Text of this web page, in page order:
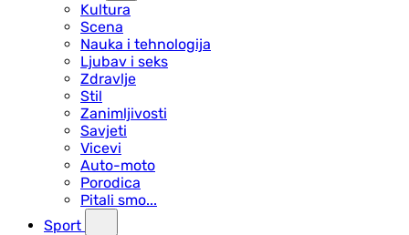
Kultura
Scena
Nauka i tehnologija
Ljubav i seks
Zdravlje
Stil
Zanimljivosti
Savjeti
Vicevi
Auto-moto
Porodica
Pitali smo...
Sport